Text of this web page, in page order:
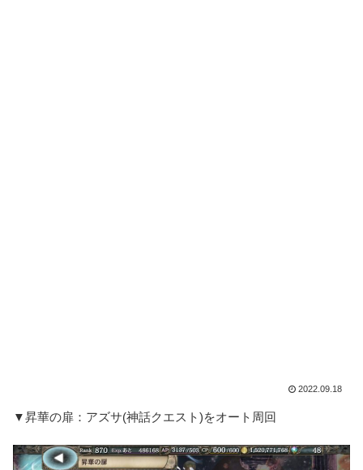
2022.09.18
▼昇華の扉：アズサ(神話クエスト)をオート周回